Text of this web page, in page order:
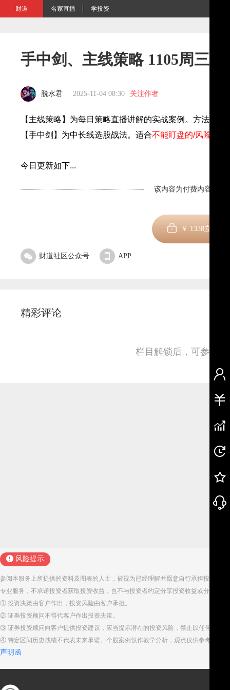
财道 名家直播 学投资
手中剑、主线策略 1105周三跟
脱水君 2025-11-04 08:30 关注作者
【主线策略】为每日策略直播讲解的实战案例。方法、分
【手中剑】为中长线选股战法。适合不能盯盘的/风险偏好
今日更新如下...
该内容为付费内容，剩
￥ 1338立即订
财道社区公众号 APP
精彩评论
栏目解锁后，可参与
风险提示
参阅本服务上所提供的资料及图表的人士，被视为已经理解并愿意自行承担投资服
专业服务，不承诺投资者获取投资收益，也不与投资者约定分享投资收益或分担投
① 投资决策由客户作出，投资风险由客户承担。
② 证券投资顾问不得代客户作出投资决策。
③ 证券投资顾问向客户提供投资建议，应当提示潜在的投资风险，禁止以任何方式
④ 特定区间历史战绩不代表未来承诺。个股案例仅作教学分析，观点仅供参考。股
声明函